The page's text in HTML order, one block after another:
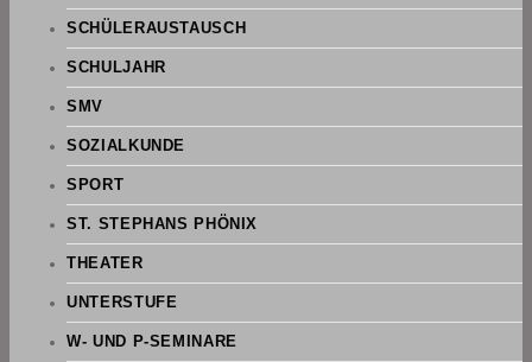
SCHÜLERAUSTAUSCH
SCHULJAHR
SMV
SOZIALKUNDE
SPORT
ST. STEPHANS PHÖNIX
THEATER
UNTERSTUFE
W- UND P-SEMINARE